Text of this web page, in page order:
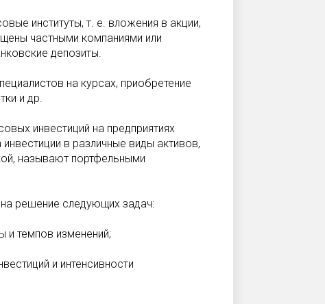
институты, т. е. вложения в акции,
частными компаниями или
депозиты.
на курсах, приобретение
и др.
инвестиций на предприятиях
в различные виды активов,
называют портфельными
на решение следующих задач:
и темпов изменений;
и интенсивности